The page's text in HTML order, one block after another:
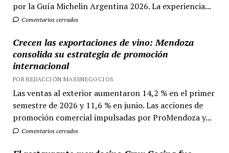
por la Guía Michelin Argentina 2026. La experiencia...
Comentarios cerrados
Crecen las exportaciones de vino: Mendoza
consolida su estrategia de promoción
internacional
POR REDACCIÓN MASSNEGOCIOS
Las ventas al exterior aumentaron 14,2 % en el primer
semestre de 2026 y 11,6 % en junio. Las acciones de
promoción comercial impulsadas por ProMendoza y...
Comentarios cerrados